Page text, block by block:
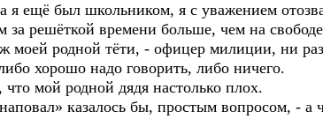
был школьником, я с уважением
за решёткой времени больше, чем на
моей родной тёти, - офицер милиции, ни
хорошо надо говорить, либо ничего.
мой родной дядя настолько плох.
казалось бы, простым вопросом, - а